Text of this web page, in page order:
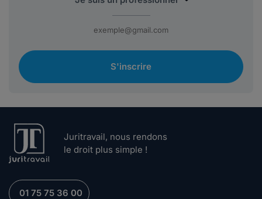
S'inscrire
Juritravail, nous rendons
le droit plus simple !
01 75 75 36 00